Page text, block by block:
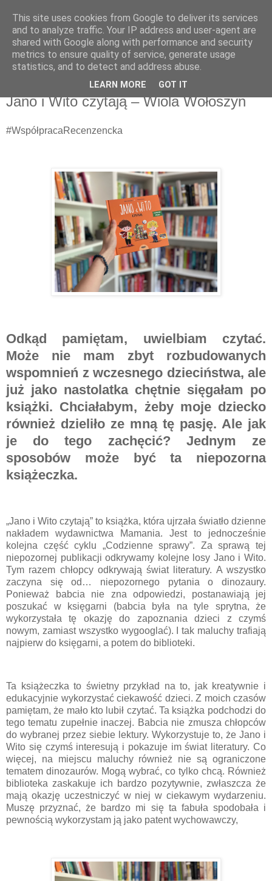
Recenzje na widelcu
Portal kulturalny - książki, recenzje, inspiracje, konkursy.
wtorek, 14 maja 2024
Jano i Wito czytają – Wiola Wołoszyn
#WspółpracaRecenzencka
Odkąd pamiętam, uwielbiam czytać.
Może nie mam zbyt rozbudowanych
wspomnień z wczesnego dzieciństwa, ale
już jako nastolatka chętnie sięgałam po
książki. Chciałabym, żeby moje dziecko
również dzieliło ze mną tę pasję. Ale jak
je do tego zachęcić? Jednym ze
sposobów może być ta niepozorna
książeczka.
„Jano i Wito czytają” to książka, która ujrzała światło dzienne
nakładem wydawnictwa Mamania. Jest to jednocześnie
kolejna część cyklu „Codzienne sprawy”. Za sprawą tej
niepozornej publikacji odkrywamy kolejne losy Jano i Wito.
Tym razem chłopcy odkrywają świat literatury. A wszystko
zaczyna się od… niepozornego pytania o dinozaury.
Ponieważ babcia nie zna odpowiedzi, postanawiają jej
poszukać w księgarni (babcia była na tyle sprytna, że
wykorzystała tę okazję do zapoznania dzieci z czymś
nowym, zamiast wszystko wygooglać). I tak maluchy trafiają
najpierw do księgarni, a potem do biblioteki.
Ta książeczka to świetny przykład na to, jak kreatywnie i
edukacyjnie wykorzystać ciekawość dzieci. Z moich czasów
pamiętam, że mało kto lubił czytać. Ta książka podchodzi do
tego tematu zupełnie inaczej. Babcia nie zmusza chłopców
do wybranej przez siebie lektury. Wykorzystuje to, że Jano i
Wito się czymś interesują i pokazuje im świat literatury. Co
więcej, na miejscu maluchy również nie są ograniczone
tematem dinozaurów. Mogą wybrać, co tylko chcą. Również
biblioteka zaskakuje ich bardzo pozytywnie, zwłaszcza że
mają okazję uczestniczyć w niej w ciekawym wydarzeniu.
Muszę przyznać, że bardzo mi się ta fabuła spodobała i
pewnością wykorzystam ją jako patent wychowawczy,
This site uses cookies from Google to deliver its services
and to analyze traffic. Your IP address and user-agent are
shared with Google along with performance and security
metrics to ensure quality of service, generate usage
statistics, and to detect and address abuse.
LEARN MORE GOT IT